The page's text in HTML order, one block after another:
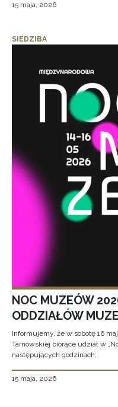
15 maja, 2026
SIEDZIBA
NOC MUZEÓW
ODDZIAŁÓW
Informujemy, że w sobotę 16
Tarnowskiej biorące udział w
następujących godzinach:
15 maja, 2026